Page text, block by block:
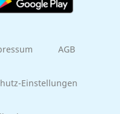
AGB
Einstellungen